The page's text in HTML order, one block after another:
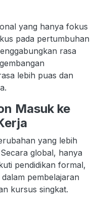
yang hanya fokus
pada pertumbuhan
rasa
lebih puas dan
Masuk ke
yang lebih
global, hanya
pendidikan formal,
pembelajaran
kursus singkat.